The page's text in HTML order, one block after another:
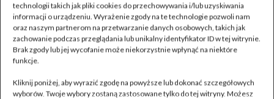
technologii takich jak pliki cookies do przechowywania i/lub uzyskiwania
informacji o urządzeniu. Wyrażenie zgody na te technologie pozwoli nam
oraz naszym partnerom na przetwarzanie danych osobowych, takich jak
zachowanie podczas przeglądania lub unikalny identyfikator ID w tej witrynie.
Brak zgody lub jej wycofanie może niekorzystnie wpłynąć na niektóre
funkcje.
Kliknij poniżej, aby wyrazić zgodę na powyższe lub dokonać szczegółowych
wyborów. Twoje wybory zostaną zastosowane tylko do tej witryny. Możesz